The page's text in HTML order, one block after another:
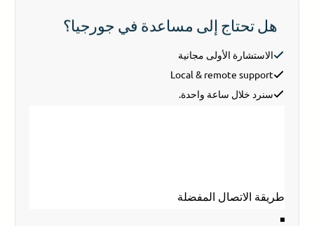
هل تحتاج إلى مساعدة في جورجيا؟
الاستشارة الأولى مجانية
Local & remote support
سنرد خلال ساعة واحدة.
هاتفك